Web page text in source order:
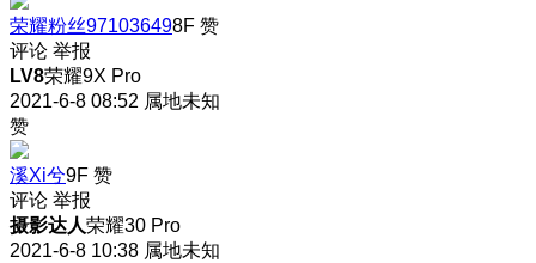
荣耀粉丝971036498F 赞
评论 举报
LV8荣耀9X Pro
2021-6-8 08:52 属地未知
赞
溪Xi兮9F 赞
评论 举报
摄影达人荣耀30 Pro
2021-6-8 10:38 属地未知